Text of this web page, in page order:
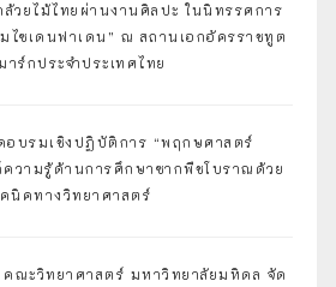
วยไม้ไทยผ่านงานศิลปะ ในนิทรรศการ
ไซเดนฟาเดน” ณ สถานเอกอัครราชทูต
าร์กประจำประเทศไทย
อบรมเชิงปฏิบัติการ “พฤกษศาสตร์
วามรู้ด้านการศึกษาซากพืชโบราณด้วย
คนิคทางวิทยาศาสตร์
ณะวิทยาศาสตร์ มหาวิทยาลัยมหิดล จัด